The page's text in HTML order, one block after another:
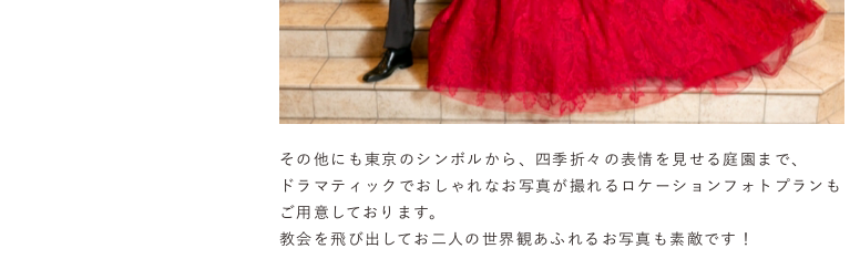
その他にも東京のシンボルから、四季折々の表情を見せる庭園まで、
ドラマティックでおしゃれなお写真が撮れるロケーションフォトプランも
ご用意しております。
教会を飛び出してお二人の世界観あふれるお写真も素敵です！